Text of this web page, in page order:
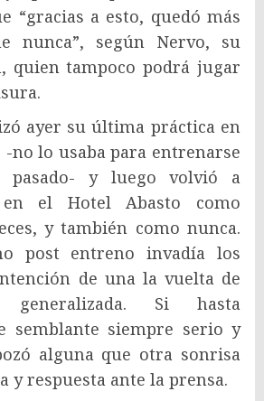
“gracias a esto, quedó más
nunca”, según Nervo, su
quien tampoco podrá jugar
ayer su última práctica en
-no lo usaba para entrenarse
pasado- y luego volvió a
en el Hotel Abasto como
y también como nunca.
post entreno invadía los
de una la vuelta de
Si hasta
semblante siempre serio y
alguna que otra sonrisa
y respuesta ante la prensa.